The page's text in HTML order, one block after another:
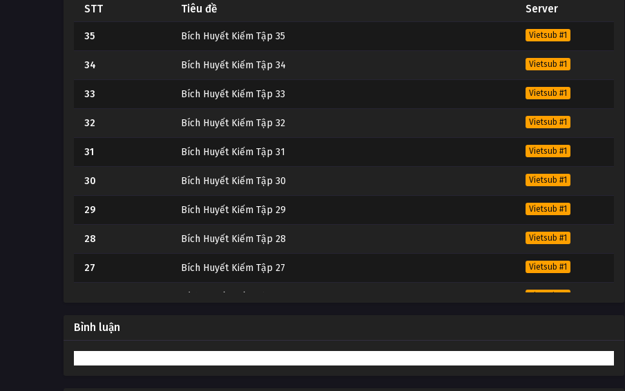
STT Tiêu đề Server
35 Bích Huyết Kiếm Tập 35 Vietsub #1
34 Bích Huyết Kiếm Tập 34 Vietsub #1
33 Bích Huyết Kiếm Tập 33 Vietsub #1
32 Bích Huyết Kiếm Tập 32 Vietsub #1
31 Bích Huyết Kiếm Tập 31 Vietsub #1
30 Bích Huyết Kiếm Tập 30 Vietsub #1
29 Bích Huyết Kiếm Tập 29 Vietsub #1
28 Bích Huyết Kiếm Tập 28 Vietsub #1
27 Bích Huyết Kiếm Tập 27 Vietsub #1
Vietsub #1
25
24 Bích Huyết Kiếm Tập 24 Vietsub #1
Bình luận